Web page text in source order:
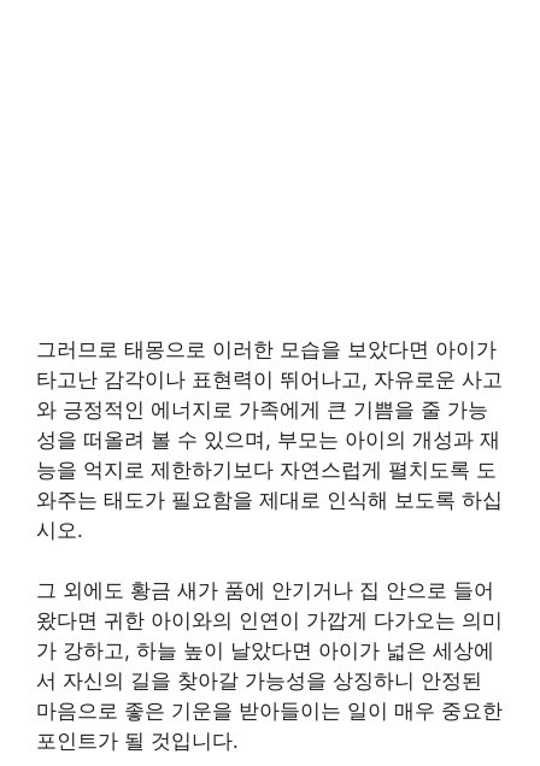
그러므로 태몽으로 이러한 모습을 보았다면 아이가
타고난 감각이나 표현력이 뛰어나고, 자유로운 사고
와 긍정적인 에너지로 가족에게 큰 기쁨을 줄 가능
성을 떠올려 볼 수 있으며, 부모는 아이의 개성과 재
능을 억지로 제한하기보다 자연스럽게 펼치도록 도
와주는 태도가 필요함을 제대로 인식해 보도록 하십
시오.
그 외에도 황금 새가 품에 안기거나 집 안으로 들어
왔다면 귀한 아이와의 인연이 가깝게 다가오는 의미
가 강하고, 하늘 높이 날았다면 아이가 넓은 세상에
서 자신의 길을 찾아갈 가능성을 상징하니 안정된
마음으로 좋은 기운을 받아들이는 일이 매우 중요한
포인트가 될 것입니다.